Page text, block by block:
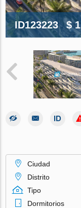
ID123223 $ 1
Ciudad
Distrito
Tipo
Dormitorios